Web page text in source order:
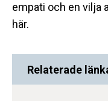
empati och en vilja
här.
Relaterade